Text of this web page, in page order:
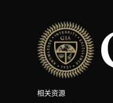
相关资源